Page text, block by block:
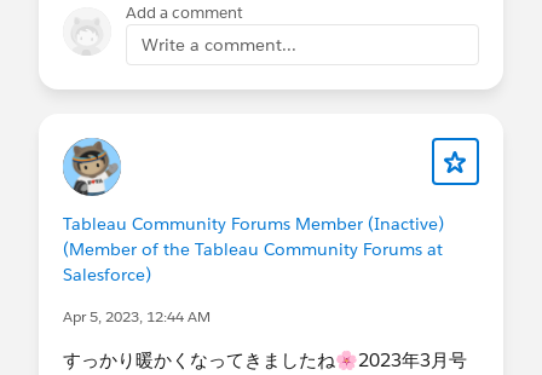
Add a comment
Write a comment...
Tableau Community Forums Member (Inactive)
(Member of the Tableau Community Forums at
Salesforce)
Apr 5, 2023, 12:44 AM
すっかり暖かくなってきましたね🌸2023年3月号